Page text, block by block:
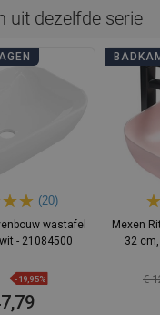
uit dezelfde serie
(20)
wastafel
- 21084500
-19,95%
Mexen
32
€